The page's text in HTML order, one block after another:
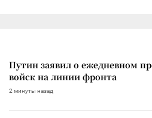
Путин заявил о ежедневном
войск на линии фронта
2 минуты назад